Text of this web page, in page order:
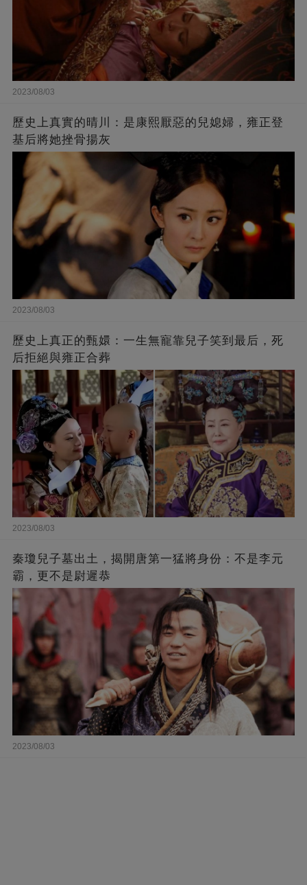
2023/08/03
歷史上真實的晴川：是康熙厭惡的兒媳婦，雍正登
基后將她挫骨揚灰
2023/08/03
歷史上真正的甄嬛：一生無寵靠兒子笑到最后，死
后拒絕與雍正合葬
2023/08/03
秦瓊兒子墓出土，揭開唐第一猛將身份：不是李元
霸，更不是尉遲恭
2023/08/03